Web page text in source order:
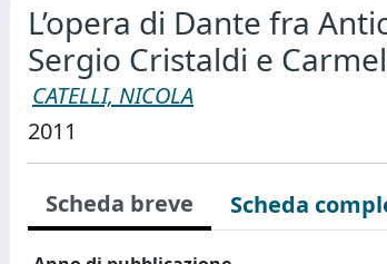
L’opera di Dante fra
Sergio Cristaldi e
CATELLI, NICOLA
2011
Scheda breve Scheda